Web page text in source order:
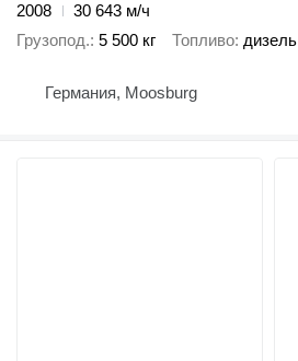
2008
30 643 м/ч
Грузопод. 5 500 кг Топливо дизель
Германия, Moosburg